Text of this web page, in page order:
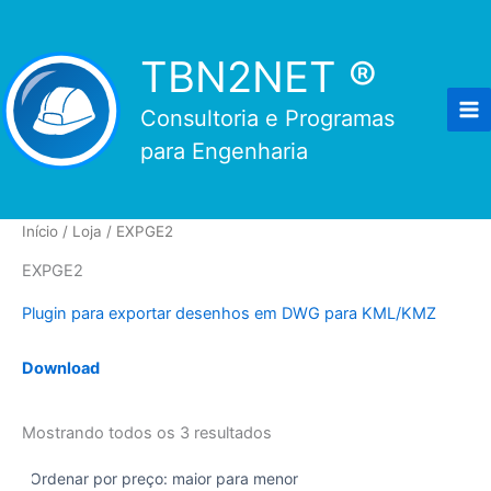
conteúdo
TBN2NET ®
Consultoria e Programas
para Engenharia
Início / Loja / EXPGE2
EXPGE2
Plugin para exportar desenhos em DWG para KML/KMZ
Download
Mostrando todos os 3 resultados
alto